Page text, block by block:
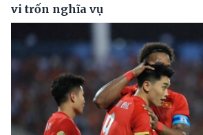
vi trốn nghĩa vụ